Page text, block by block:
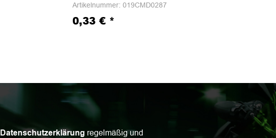
Artikelnummer: 019CMD0287
0,33 € *
Datenschutzerklärung regelmäßig und